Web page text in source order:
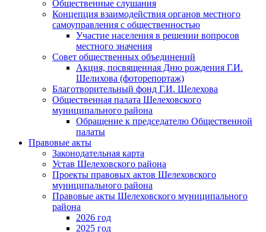
Общественные слушания
Концепция взаимодействия органов местного
самоуправления с общественностью
Участие населения в решении вопросов
местного значения
Совет общественных объединений
Акция, посвященная Дню рождения Г.И.
Шелихова (фоторепортаж)
Благотворительный фонд Г.И. Шелехова
Общественная палата Шелеховского
муниципального района
Обращение к председателю Общественной
палаты
Правовые акты
Законодательная карта
Устав Шелеховского района
Проекты правовых актов Шелеховского
муниципального района
Правовые акты Шелеховского муниципального
района
2026 год
2025 год